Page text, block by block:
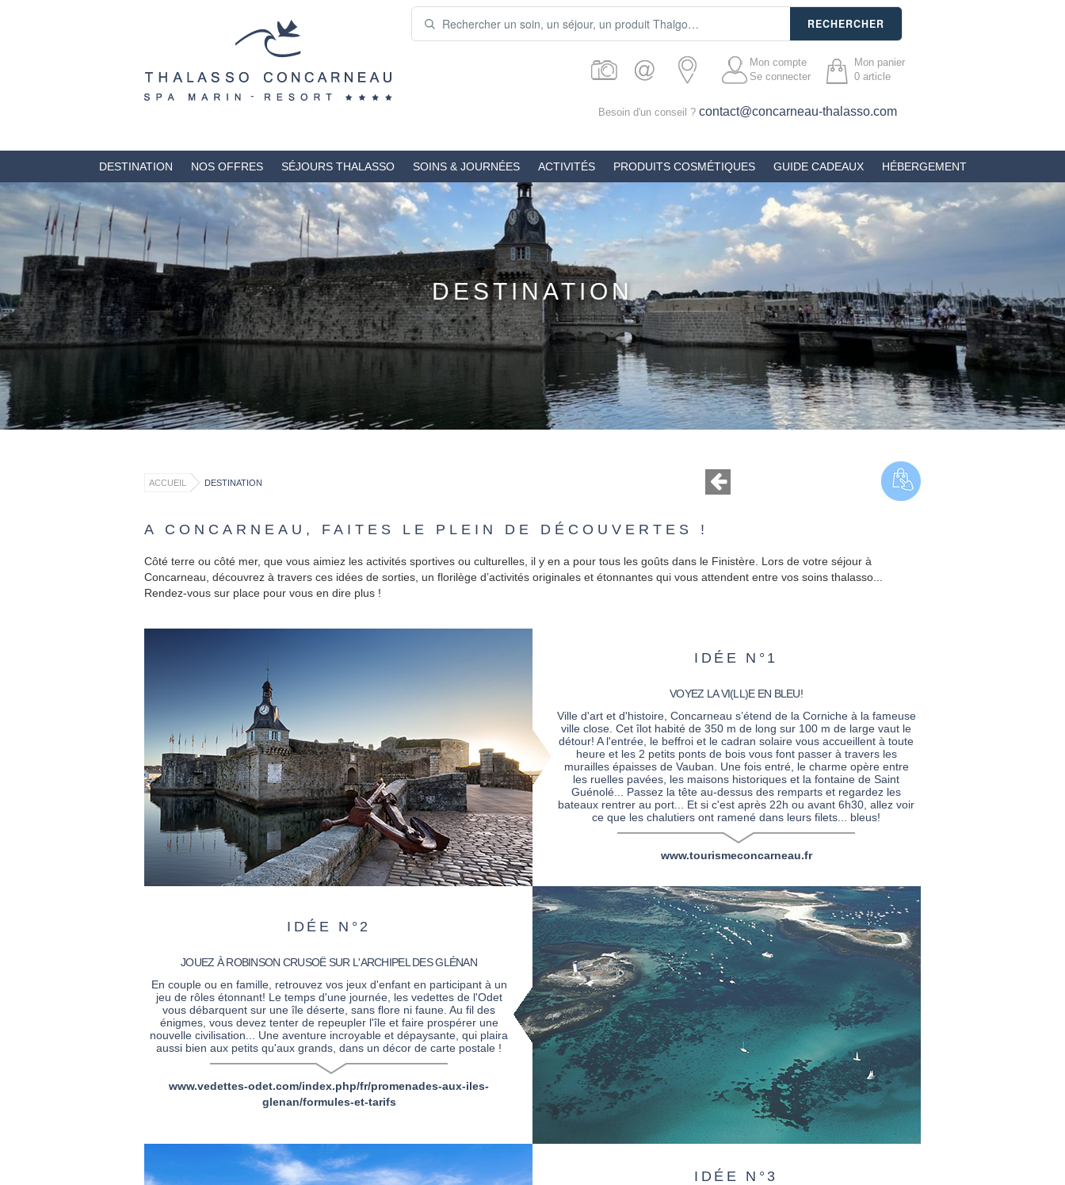
DESTINATION NOS OFFRES SÉJOURS THALASSO SOINS & JOURNÉES ACTIVITÉS PRODUITS COSMÉTIQUES GUIDE CADEAUX HÉBERGEMENT
Besoin d'un conseil ? contact@concarneau-thalasso.com
RECHERCHER
Mon compte
Se connecter
Mon panier
0 article
DESTINATION
ACCUEIL DESTINATION
A CONCARNEAU, FAITES LE PLEIN DE DÉCOUVERTES !
Côté terre ou côté mer, que vous aimiez les activités sportives ou culturelles, il y en a pour tous les goûts dans le Finistère. Lors de votre séjour à
Concarneau, découvrez à travers ces idées de sorties, un florilège d’activités originales et étonnantes qui vous attendent entre vos soins thalasso...
Rendez-vous sur place pour vous en dire plus !
IDÉE N°1
VOYEZ LA VI(LL)E EN BLEU!
Ville d'art et d'histoire, Concarneau s’étend de la Corniche à la fameuse
ville close. Cet îlot habité de 350 m de long sur 100 m de large vaut le
détour! A l'entrée, le beffroi et le cadran solaire vous accueillent à toute
heure et les 2 petits ponts de bois vous font passer à travers les
murailles épaisses de Vauban. Une fois entré, le charme opère entre
les ruelles pavées, les maisons historiques et la fontaine de Saint
Guénolé... Passez la tête au-dessus des remparts et regardez les
bateaux rentrer au port... Et si c'est après 22h ou avant 6h30, allez voir
ce que les chalutiers ont ramené dans leurs filets... bleus!
www.tourismeconcarneau.fr
IDÉE N°2
JOUEZ À ROBINSON CRUSOË SUR L'ARCHIPEL DES GLÉNAN
En couple ou en famille, retrouvez vos jeux d'enfant en participant à un
jeu de rôles étonnant! Le temps d'une journée, les vedettes de l'Odet
vous débarquent sur une île déserte, sans flore ni faune. Au fil des
énigmes, vous devez tenter de repeupler l'île et faire prospérer une
nouvelle civilisation... Une aventure incroyable et dépaysante, qui plaira
aussi bien aux petits qu'aux grands, dans un décor de carte postale !
www.vedettes-odet.com/index.php/fr/promenades-aux-iles-
glenan/formules-et-tarifs
IDÉE N°3